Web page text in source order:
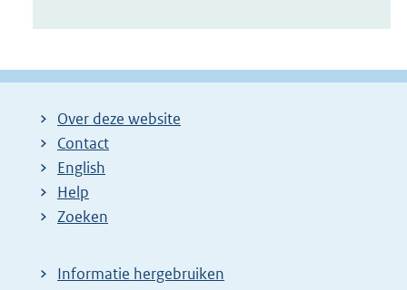
Over deze website
Contact
English
Help
Zoeken
Informatie hergebruiken